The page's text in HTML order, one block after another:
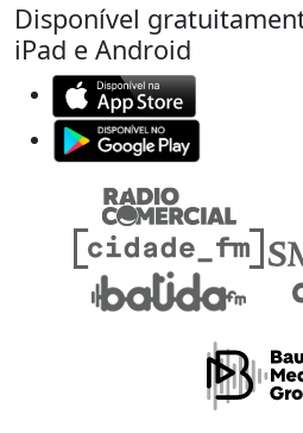
Disponível
iPad e Android